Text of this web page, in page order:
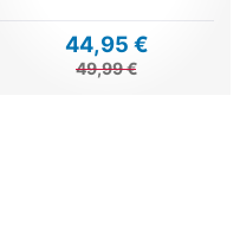
44,95 €
49,99 €